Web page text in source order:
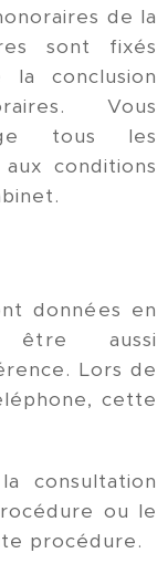
de la
sont fixés
conclusion
Vous
tous les
conditions
données en
être aussi
Lors de
cette
consultation
ou le
procédure.